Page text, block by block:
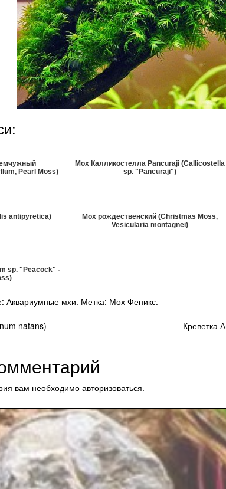
Pearl Moss)
Мох Калликостелла Pancuraji (Callicostella
sp. "Pancuraji")
antipyretica)
Мох рождественский (Christmas Moss,
Vesicularia montagnei)
sp. "Peacock" -
Аквариумные мхи. Метка: Мох Феникс.
natans) Креветка
вам необходимо авторизоваться.